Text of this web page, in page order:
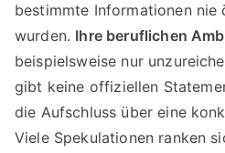
bestimmte Informationen nie
wurden. Ihre beruflichen
beispielsweise nur
gibt keine offiziellen
die Aufschluss über eine
Viele Spekulationen ranken